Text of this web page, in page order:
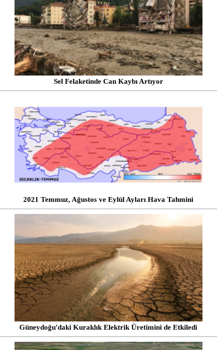
Sel Felaketinde Can Kaybı Artıyor
2021 Temmuz, Ağustos ve Eylül Ayları Hava Tahmini
Güneydoğu'daki Kuraklık Elektrik Üretimini de Etkiledi